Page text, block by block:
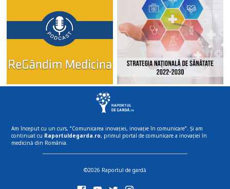
Am început cu un curs, “Comunicarea inovației, inovație în comunicare”. Și am
continuat cu Raportuldegarda.ro, primul portal de comunicare a inovației în
medicină din România.
©2026 Raportul de gardă